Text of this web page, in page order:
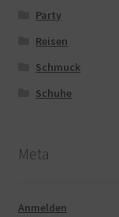
Party
Reisen
Schmuck
Schuhe
Meta
Anmelden